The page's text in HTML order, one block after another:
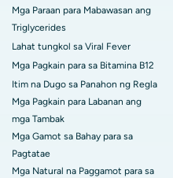
Mga Paraan para Mabawasan ang
Triglycerides
Lahat tungkol sa Viral Fever
Mga Pagkain para sa Bitamina B12
Itim na Dugo sa Panahon ng Regla
Mga Pagkain para Labanan ang
mga Tambak
Mga Gamot sa Bahay para sa
Pagtatae
Mga Natural na Paggamot para sa